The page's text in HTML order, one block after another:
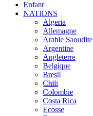
Enfant
NATIONS
Algeria
Allemagne
Arabie Saoudite
Argentine
Angleterre
Belgique
Bresil
Chili
Colombie
Costa Rica
Ecosse